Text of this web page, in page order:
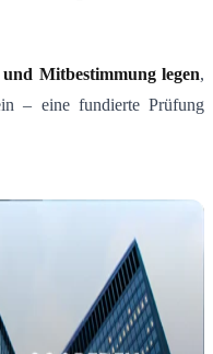
Mitbestimmung legen,
– eine fundierte Prüfung